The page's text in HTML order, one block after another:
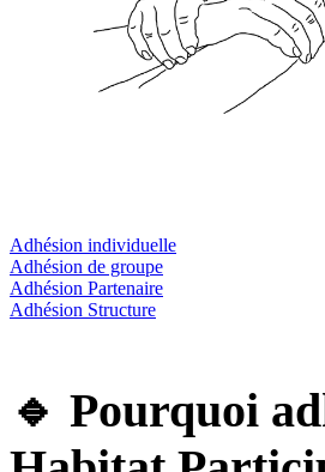
Adhésion individuelle
Adhésion de groupe
Adhésion Partenaire
Adhésion Structure
🔹 Pourquoi